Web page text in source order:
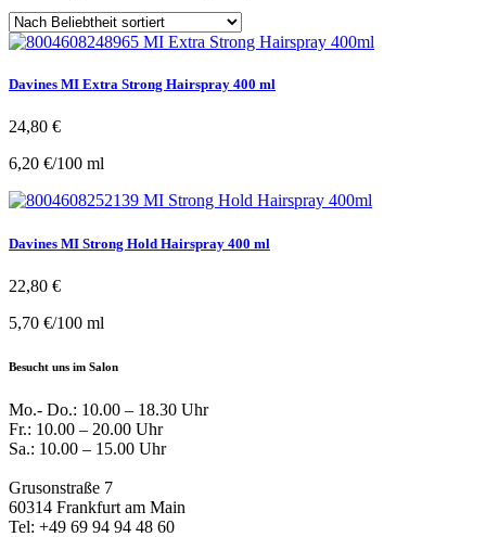
Davines MI Extra Strong Hairspray 400 ml
24,80 €
6,20 €/100 ml
Davines MI Strong Hold Hairspray 400 ml
22,80 €
5,70 €/100 ml
Besucht uns im Salon
Mo.- Do.: 10.00 – 18.30 Uhr
Fr.: 10.00 – 20.00 Uhr
Sa.: 10.00 – 15.00 Uhr
Grusonstraße 7
60314 Frankfurt am Main
Tel: +49 69 94 94 48 60